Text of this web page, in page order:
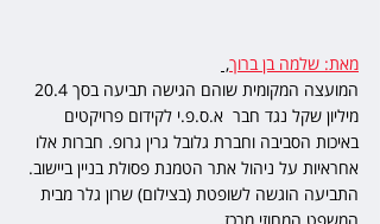
מאת: שלמה בן ברוך,
מיליון שקל נגד חבר  א.ס.פ.י לקידום פרויקטים
באיכות הסביבה וחברת גלובל גרין גרופ. חברות אלו
אחראיות על ניהול אתר הטמנת פסולת בניין ביישוב.
התביעה הוגשה לשופטת (בצילום) שרון גלר מבית